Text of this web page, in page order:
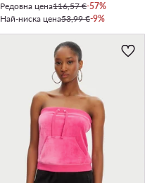
Редовна цена116,57 €-57%
Най-ниска цена53,99 €-9%